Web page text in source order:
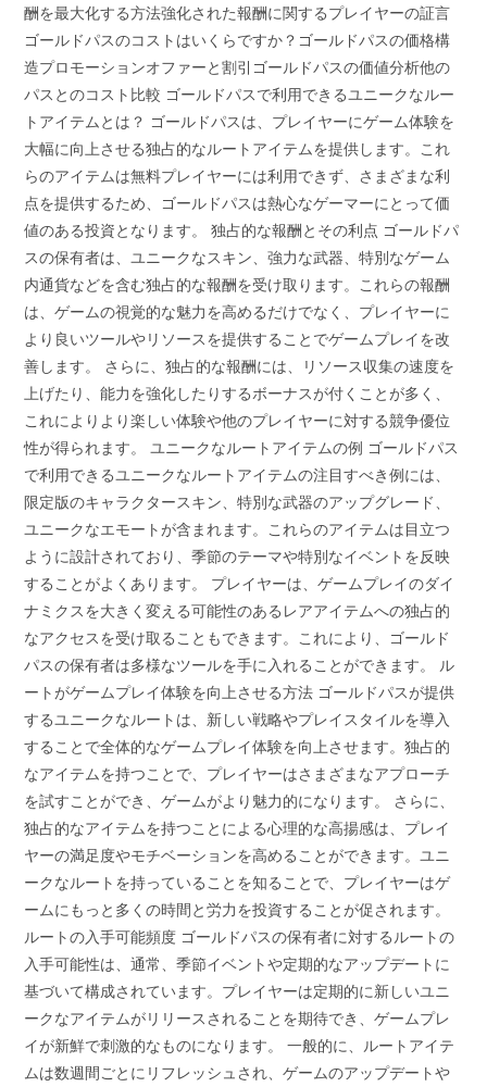
酬を最大化する方法強化された報酬に関するプレイヤーの証言
ゴールドパスのコストはいくらですか？ゴールドパスの価格構
造プロモーションオファーと割引ゴールドパスの価値分析他の
パスとのコスト比較 ゴールドパスで利用できるユニークなルー
トアイテムとは？ ゴールドパスは、プレイヤーにゲーム体験を
大幅に向上させる独占的なルートアイテムを提供します。これ
らのアイテムは無料プレイヤーには利用できず、さまざまな利
点を提供するため、ゴールドパスは熱心なゲーマーにとって価
値のある投資となります。 独占的な報酬とその利点 ゴールドパ
スの保有者は、ユニークなスキン、強力な武器、特別なゲーム
内通貨などを含む独占的な報酬を受け取ります。これらの報酬
は、ゲームの視覚的な魅力を高めるだけでなく、プレイヤーに
より良いツールやリソースを提供することでゲームプレイを改
善します。 さらに、独占的な報酬には、リソース収集の速度を
上げたり、能力を強化したりするボーナスが付くことが多く、
これによりより楽しい体験や他のプレイヤーに対する競争優位
性が得られます。 ユニークなルートアイテムの例 ゴールドパス
で利用できるユニークなルートアイテムの注目すべき例には、
限定版のキャラクタースキン、特別な武器のアップグレード、
ユニークなエモートが含まれます。これらのアイテムは目立つ
ように設計されており、季節のテーマや特別なイベントを反映
することがよくあります。 プレイヤーは、ゲームプレイのダイ
ナミクスを大きく変える可能性のあるレアアイテムへの独占的
なアクセスを受け取ることもできます。これにより、ゴールド
パスの保有者は多様なツールを手に入れることができます。 ル
ートがゲームプレイ体験を向上させる方法 ゴールドパスが提供
するユニークなルートは、新しい戦略やプレイスタイルを導入
することで全体的なゲームプレイ体験を向上させます。独占的
なアイテムを持つことで、プレイヤーはさまざまなアプローチ
を試すことができ、ゲームがより魅力的になります。 さらに、
独占的なアイテムを持つことによる心理的な高揚感は、プレイ
ヤーの満足度やモチベーションを高めることができます。ユニ
ークなルートを持っていることを知ることで、プレイヤーはゲ
ームにもっと多くの時間と労力を投資することが促されます。
ルートの入手可能頻度 ゴールドパスの保有者に対するルートの
入手可能性は、通常、季節イベントや定期的なアップデートに
基づいて構成されています。プレイヤーは定期的に新しいユニ
ークなアイテムがリリースされることを期待でき、ゲームプレ
イが新鮮で刺激的なものになります。 一般的に、ルートアイテ
ムは数週間ごとにリフレッシュされ、ゲームのアップデートや